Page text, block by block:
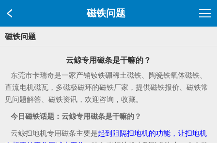
磁铁问题
磁铁问题
云鲸专用磁条是干嘛的？
东莞市卡瑞奇是一家产销钕铁硼稀土磁铁、陶瓷铁氧体磁铁、
直流电机磁瓦，多磁极磁环的磁铁厂家，提供磁铁报价、磁铁常
见问题解答、磁铁资讯，欢迎咨询，收藏。
今日磁铁话题：云鲸专用磁条是干嘛的？
云鲸扫地机专用磁条主要是起到阻隔扫地机的功能，让扫地机